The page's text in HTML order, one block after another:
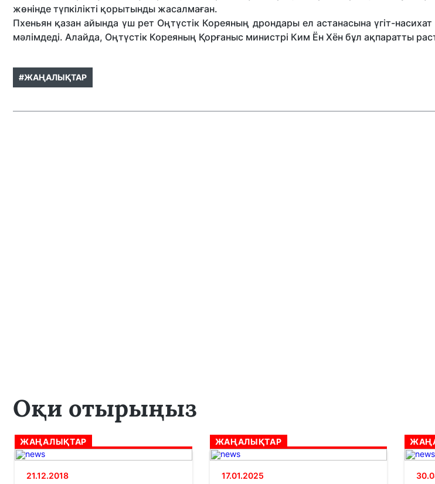
жөнінде түпкілікті қорытынды жасалмаған.
Пхеньян қазан айында үш рет Оңтүстік Кореяның дрондары ел астанасына үгіт-
мәлімдеді. Алайда, Оңтүстік Кореяның Қорғаныс министрі Ким Ён Хён бұл ақпаратты
#ЖАҢАЛЫҚТАР
Оқи отырыңыз
ЖАҢАЛЫҚТАР
21.12.2018
ЖАҢАЛЫҚТАР
17.01.2025